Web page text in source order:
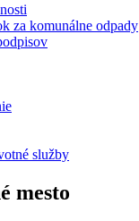
za komunálne odpady
služby
mesto